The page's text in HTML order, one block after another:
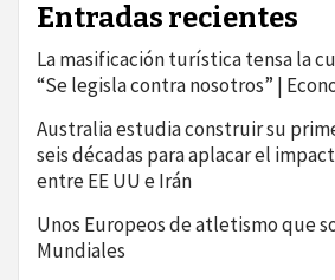
Entradas recientes
La masificación turística tensa la
“Se legisla contra nosotros” |
Australia estudia construir su
seis décadas para aplacar el
entre EE UU e Irán
Unos Europeos de atletismo que
Mundiales